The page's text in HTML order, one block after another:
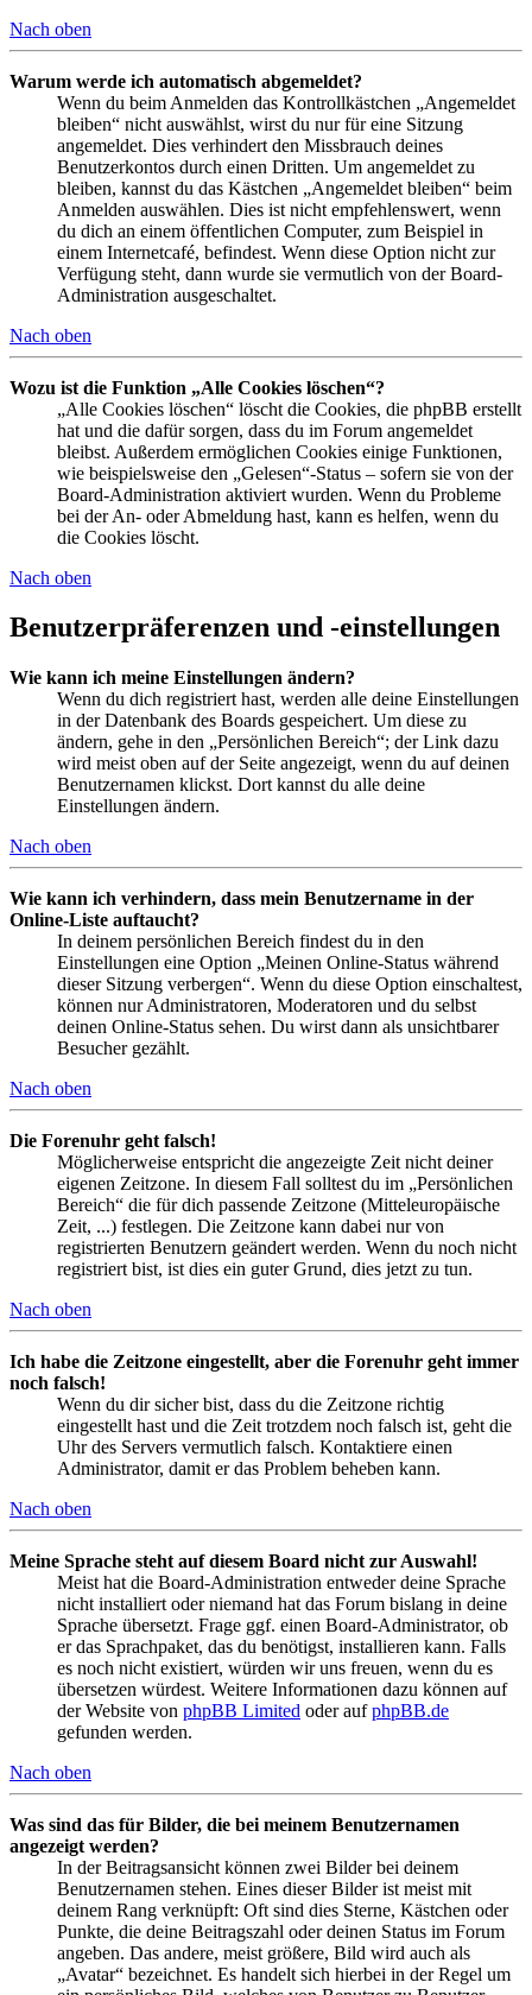
Nach oben
Warum werde ich automatisch abgemeldet?
Wenn du beim Anmelden das Kontrollkästchen „Angemeldet
bleiben“ nicht auswählst, wirst du nur für eine Sitzung
angemeldet. Dies verhindert den Missbrauch deines
Benutzerkontos durch einen Dritten. Um angemeldet zu
bleiben, kannst du das Kästchen „Angemeldet bleiben“ beim
Anmelden auswählen. Dies ist nicht empfehlenswert, wenn
du dich an einem öffentlichen Computer, zum Beispiel in
einem Internetcafé, befindest. Wenn diese Option nicht zur
Verfügung steht, dann wurde sie vermutlich von der Board-
Administration ausgeschaltet.
Nach oben
Wozu ist die Funktion „Alle Cookies löschen“?
„Alle Cookies löschen“ löscht die Cookies, die phpBB erstellt
hat und die dafür sorgen, dass du im Forum angemeldet
bleibst. Außerdem ermöglichen Cookies einige Funktionen,
wie beispielsweise den „Gelesen“-Status – sofern sie von der
Board-Administration aktiviert wurden. Wenn du Probleme
bei der An- oder Abmeldung hast, kann es helfen, wenn du
die Cookies löscht.
Nach oben
Benutzerpräferenzen und -einstellungen
Wie kann ich meine Einstellungen ändern?
Wenn du dich registriert hast, werden alle deine Einstellungen
in der Datenbank des Boards gespeichert. Um diese zu
ändern, gehe in den „Persönlichen Bereich“; der Link dazu
wird meist oben auf der Seite angezeigt, wenn du auf deinen
Benutzernamen klickst. Dort kannst du alle deine
Einstellungen ändern.
Nach oben
Wie kann ich verhindern, dass mein Benutzername in der
Online-Liste auftaucht?
In deinem persönlichen Bereich findest du in den
Einstellungen eine Option „Meinen Online-Status während
dieser Sitzung verbergen“. Wenn du diese Option einschaltest,
können nur Administratoren, Moderatoren und du selbst
deinen Online-Status sehen. Du wirst dann als unsichtbarer
Besucher gezählt.
Nach oben
Die Forenuhr geht falsch!
Möglicherweise entspricht die angezeigte Zeit nicht deiner
eigenen Zeitzone. In diesem Fall solltest du im „Persönlichen
Bereich“ die für dich passende Zeitzone (Mitteleuropäische
Zeit, ...) festlegen. Die Zeitzone kann dabei nur von
registrierten Benutzern geändert werden. Wenn du noch nicht
registriert bist, ist dies ein guter Grund, dies jetzt zu tun.
Nach oben
Ich habe die Zeitzone eingestellt, aber die Forenuhr geht immer
noch falsch!
Wenn du dir sicher bist, dass du die Zeitzone richtig
eingestellt hast und die Zeit trotzdem noch falsch ist, geht die
Uhr des Servers vermutlich falsch. Kontaktiere einen
Administrator, damit er das Problem beheben kann.
Nach oben
Meine Sprache steht auf diesem Board nicht zur Auswahl!
Meist hat die Board-Administration entweder deine Sprache
nicht installiert oder niemand hat das Forum bislang in deine
Sprache übersetzt. Frage ggf. einen Board-Administrator, ob
er das Sprachpaket, das du benötigst, installieren kann. Falls
es noch nicht existiert, würden wir uns freuen, wenn du es
übersetzen würdest. Weitere Informationen dazu können auf
der Website von phpBB Limited oder aufphpBB.de
gefunden werden.
Nach oben
Was sind das für Bilder, die bei meinem Benutzernamen
angezeigt werden?
In der Beitragsansicht können zwei Bilder bei deinem
Benutzernamen stehen. Eines dieser Bilder ist meist mit
deinem Rang verknüpft: Oft sind dies Sterne, Kästchen oder
Punkte, die deine Beitragszahl oder deinen Status im Forum
angeben. Das andere, meist größere, Bild wird auch als
„Avatar“ bezeichnet. Es handelt sich hierbei in der Regel um